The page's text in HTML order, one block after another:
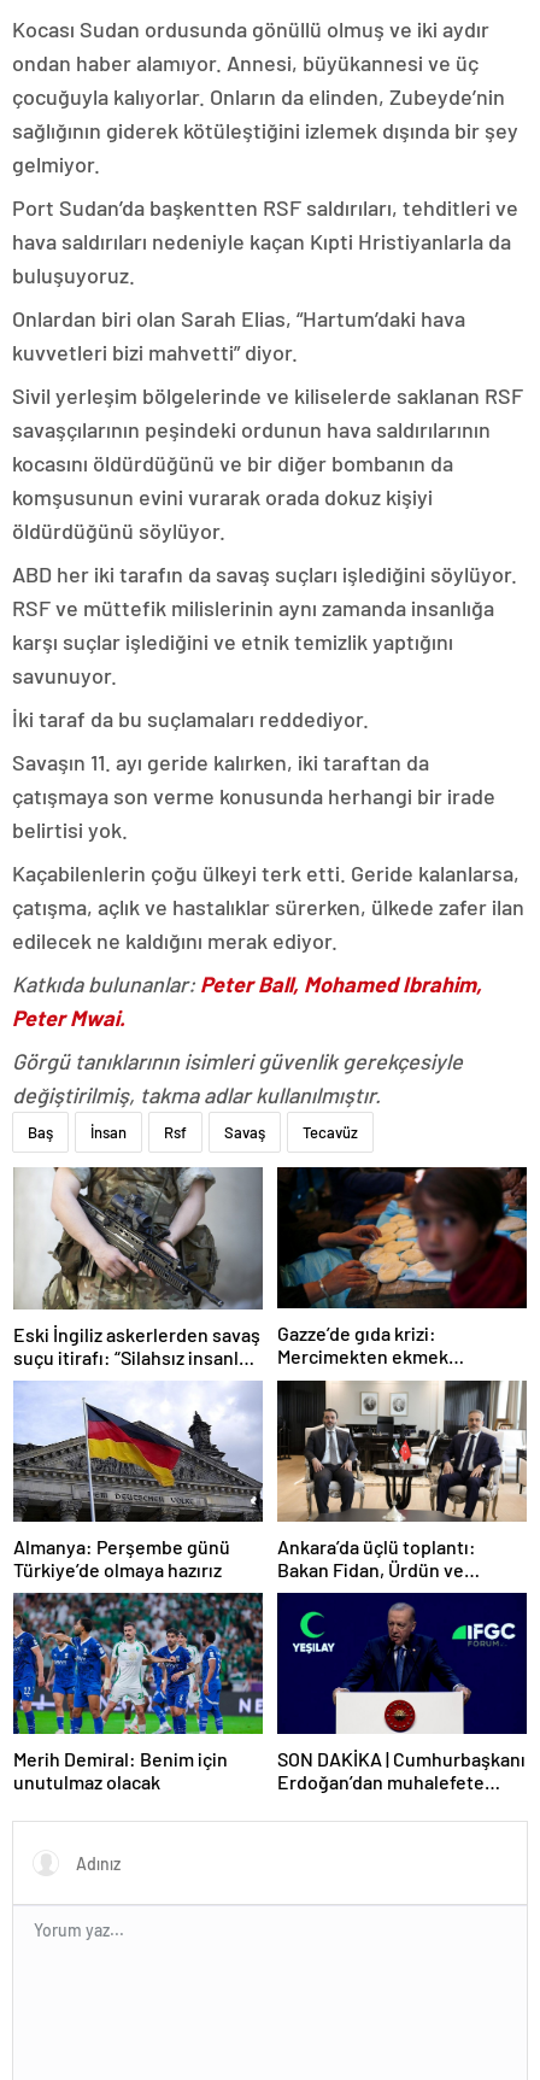
Kocası Sudan ordusunda gönüllü olmuş ve iki aydır
ondan haber alamıyor. Annesi, büyükannesi ve üç
çocuğuyla kalıyorlar. Onların da elinden, Zubeyde’nin
sağlığının giderek kötüleştiğini izlemek dışında bir şey
gelmiyor.
Port Sudan’da başkentten RSF saldırıları, tehditleri ve
hava saldırıları nedeniyle kaçan Kıpti Hristiyanlarla da
buluşuyoruz.
Onlardan biri olan Sarah Elias, “Hartum’daki hava
kuvvetleri bizi mahvetti” diyor.
Sivil yerleşim bölgelerinde ve kiliselerde saklanan RSF
savaşçılarının peşindeki ordunun hava saldırılarının
kocasını öldürdüğünü ve bir diğer bombanın da
komşusunun evini vurarak orada dokuz kişiyi
öldürdüğünü söylüyor.
ABD her iki tarafın da savaş suçları işlediğini söylüyor.
RSF ve müttefik milislerinin aynı zamanda insanlığa
karşı suçlar işlediğini ve etnik temizlik yaptığını
savunuyor.
İki taraf da bu suçlamaları reddediyor.
Savaşın 11. ayı geride kalırken, iki taraftan da
çatışmaya son verme konusunda herhangi bir irade
belirtisi yok.
Kaçabilenlerin çoğu ülkeyi terk etti. Geride kalanlarsa,
çatışma, açlık ve hastalıklar sürerken, ülkede zafer ilan
edilecek ne kaldığını merak ediyor.
Katkıda bulunanlar: Peter Ball, Mohamed Ibrahim,
Peter Mwai.
Görgü tanıklarının isimleri güvenlik gerekçesiyle
değiştirilmiş, takma adlar kullanılmıştır.
Baş İnsan Rsf Savaş Tecavüz
Eski İngiliz askerlerden savaş
suçu itirafı: “Silahsız insanları
uykuda öldürdüler”
Gazze’de gıda krizi:
Mercimekten ekmek
yapıyorlar
Almanya: Perşembe günü
Türkiye’de olmaya hazırız
Ankara’da üçlü toplantı:
Bakan Fidan, Ürdün ve
Suriyeli mevkidaşlarıyla
görüştü
Merih Demiral: Benim için
unutulmaz olacak
SON DAKİKA | Cumhurbaşkanı
Erdoğan’dan muhalefete
dert ettikleri kadar suyun